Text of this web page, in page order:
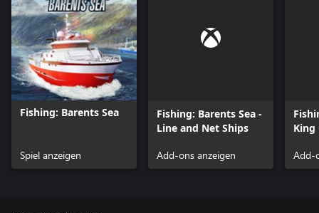
Fishing: Barents Sea
Spiel anzeigen
Fishing: Barents Sea -
Line and Net Ships
Add-ons anzeigen
King
Add-